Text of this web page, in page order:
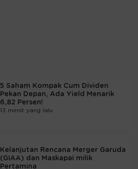
5 Saham Kompak Cum Dividen
Pekan Depan, Ada Yield Menarik
6,82 Persen!
13 menit yang lalu
Kelanjutan Rencana Merger Garuda
(GIAA) dan Maskapai milik
Pertamina